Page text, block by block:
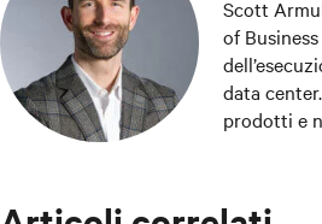
Scott
of
data
prodotti e
potenziale